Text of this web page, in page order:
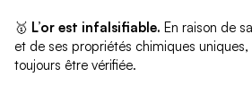
🥇 L’or est infalsifiable. En raison de
et de ses propriétés chimiques
toujours être vérifiée.